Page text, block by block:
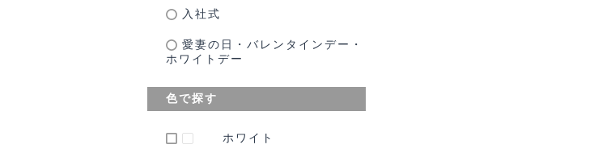
入社式
愛妻の日・バレンタインデー・
ホワイトデー
色で探す
ホワイト